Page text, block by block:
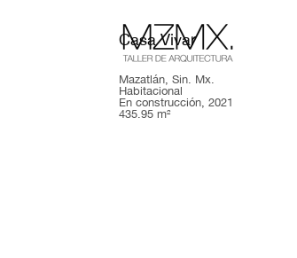
Casa Vivar
Mazatlán, Sin. Mx.
Habitacional
En construcción, 2021
435.95 m²